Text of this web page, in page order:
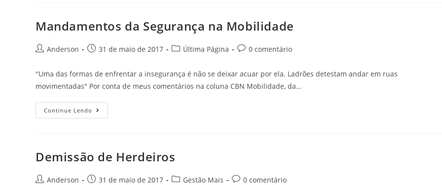
Mandamentos da Segurança na Mobilidade
Anderson 31 de maio de 2017 Última Página 0 comentário
"Uma das formas de enfrentar a insegurança é não se deixar acuar por ela. Ladrões detestam andar em ruas
movimentadas" Por conta de meus comentários na coluna CBN Mobilidade, da…
Continue Lendo
Demissão de Herdeiros
Anderson 31 de maio de 2017 Gestão Mais 0 comentário